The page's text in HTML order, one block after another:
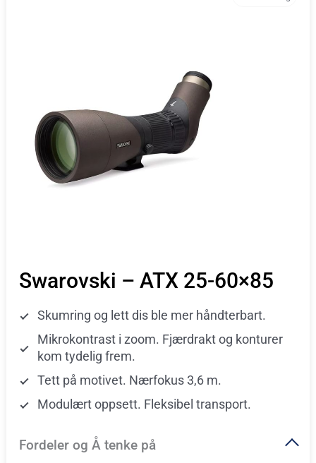
Swarovski – ATX 25-60×85
Skumring og lett dis ble mer håndterbart.
Mikrokontrast i zoom. Fjærdrakt og konturer
kom tydelig frem.
Tett på motivet. Nærfokus 3,6 m.
Modulært oppsett. Fleksibel transport.
Fordeler og Å tenke på